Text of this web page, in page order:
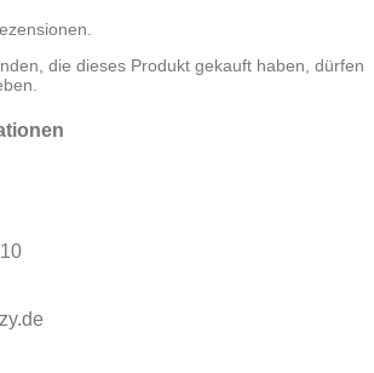
die dieses Produkt gekauft haben, dürfen